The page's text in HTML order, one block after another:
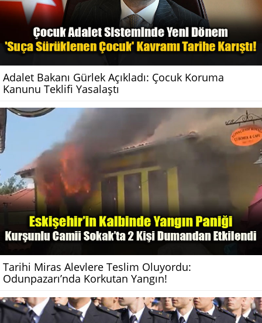
Adalet Bakanı Gürlek Açıkladı: Çocuk Koruma
Kanunu Teklifi Yasalaştı
Tarihi Miras Alevlere Teslim Oluyordu:
Odunpazarı’nda Korkutan Yangın!